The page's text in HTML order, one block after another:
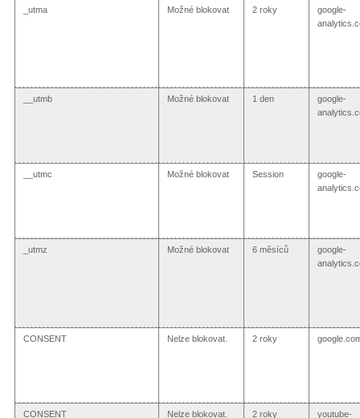
_utma Možné blokovat 2 roky
google-
__utmb Možné blokovat 1 den
google-
__utmc Možné blokovat Session
google-
_utmz Možné blokovat 6 měsíců
google-
CONSENT Nelze blokovat. 2 roky
CONSENT Nelze blokovat. 2 roky youtube-